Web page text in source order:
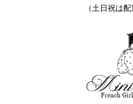
（土日祝は